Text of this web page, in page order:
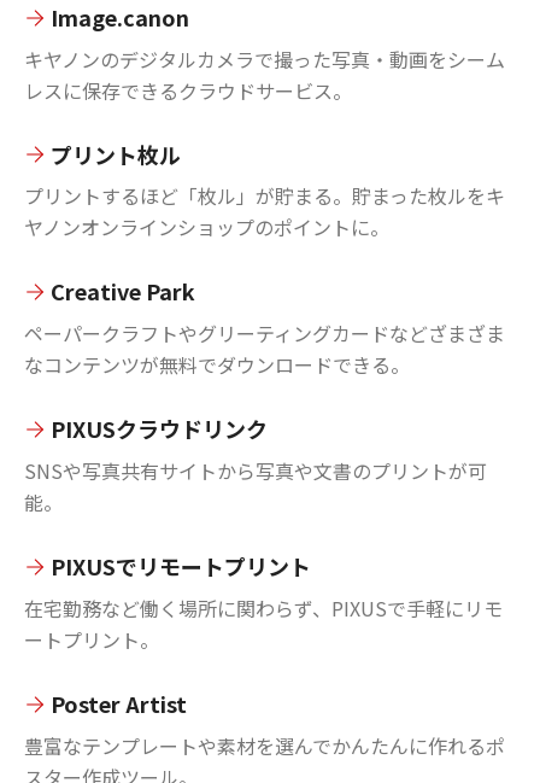
Image.canon
キヤノンのデジタルカメラで撮った写真・動画をシーム
レスに保存できるクラウドサービス。
プリント枚ル
プリントするほど「枚ル」が貯まる。貯まった枚ルをキ
ヤノンオンラインショップのポイントに。
Creative Park
ペーパークラフトやグリーティングカードなどざまざま
なコンテンツが無料でダウンロードできる。
PIXUSクラウドリンク
SNSや写真共有サイトから写真や文書のプリントが可
能。
PIXUSでリモートプリント
在宅勤務など働く場所に関わらず、PIXUSで手軽にリモ
ートプリント。
Poster Artist
豊富なテンプレートや素材を選んでかんたんに作れるポ
スター作成ツール。